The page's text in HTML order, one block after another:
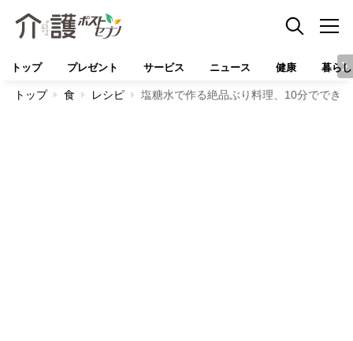
トップ プレゼント サービス ニュース 健康 暮らし
トップ 食 レシピ 塩糖水で作る絶品ぶり料理、10分ででき